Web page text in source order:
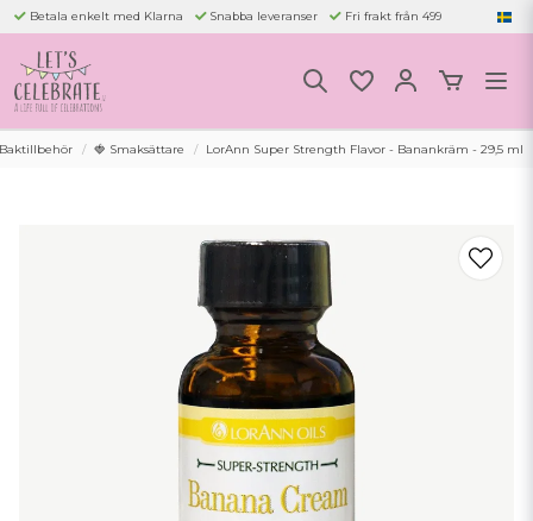
Betala enkelt med Klarna Snabba leveranser Fri frakt från 499
🍓 Smaksättare LorAnn Super Strength Flavor - Banankräm - 29,5 ml